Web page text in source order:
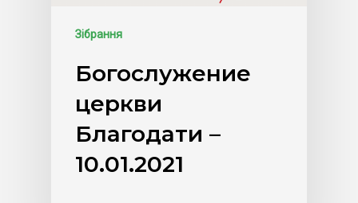
Зібрання
Богослужение
церкви
Благодати –
10.01.2021